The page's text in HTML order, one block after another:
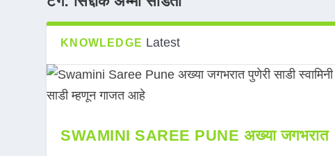
KNOWLEDGE Latest
SWAMINI SAREE PUNE अख्या जगभरात